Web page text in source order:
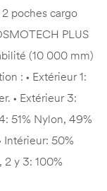
poches cargo
PLUS
(10 000 mm)
: • Extérieur 1:
• Extérieur 3:
51% Nylon, 49%
Intérieur: 50%
2 y 3: 100%